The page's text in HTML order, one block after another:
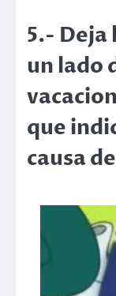
5.- Deja
un lado
que
causa